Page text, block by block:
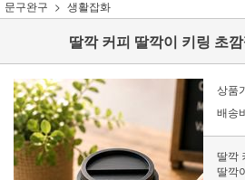
문구완구 생활잡화
딸깍 커피 딸깍이 키링 초
상품
배송
딸깍
딸깍